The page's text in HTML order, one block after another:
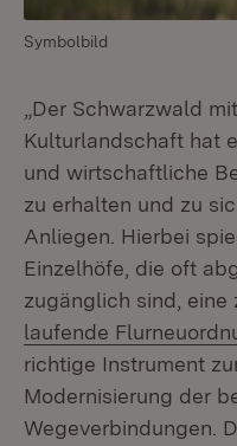
Symbolbild
„Der Schwarzwald
Kulturlandschaft hat
und wirtschaftliche
zu erhalten und zu
Anliegen. Hierbei
Einzelhöfe, die oft
zugänglich sind, eine
laufende
richtige Instrument
Modernisierung der
Wegeverbindungen.